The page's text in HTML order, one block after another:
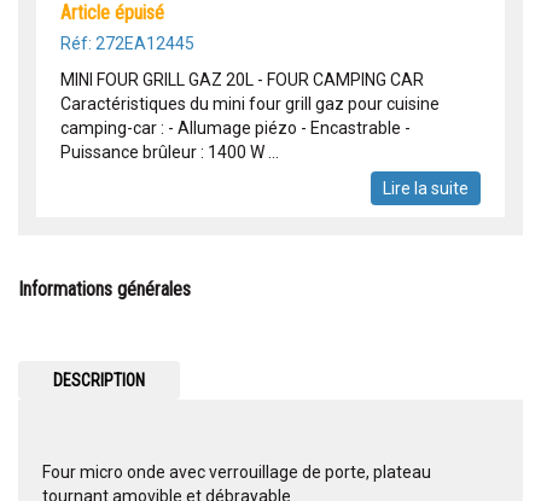
article épuisé
Réf: 272EA12445
MINI FOUR GRILL GAZ 20L - FOUR CAMPING CAR
Caractéristiques du mini four grill gaz pour cuisine
camping-car : - Allumage piézo - Encastrable -
Puissance brûleur : 1400 W ...
Lire la suite
Informations générales
DESCRIPTION
Four micro onde avec verrouillage de porte, plateau
tournant amovible et débrayable